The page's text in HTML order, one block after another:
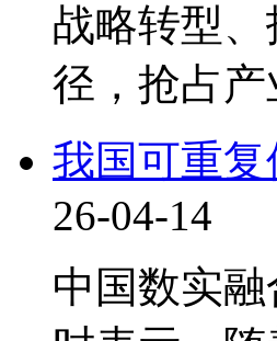
战略转型
径，抢占
我国可重
26-04-14
中国数实